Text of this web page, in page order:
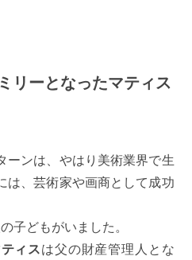
リーとなったマティス
ーンは、やはり美術業界で生
は、芸術家や画商として成功
子どもがいました。
ィスは父の財産管理人とな